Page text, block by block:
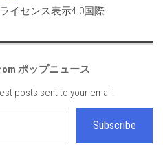
イセンス表示4.0国際
ポップニュース
posts sent to your email.
Subscribe